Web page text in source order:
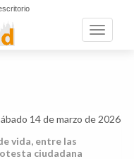
Toggle
14 de marzo de 2026
vida, entre las
ciudadana